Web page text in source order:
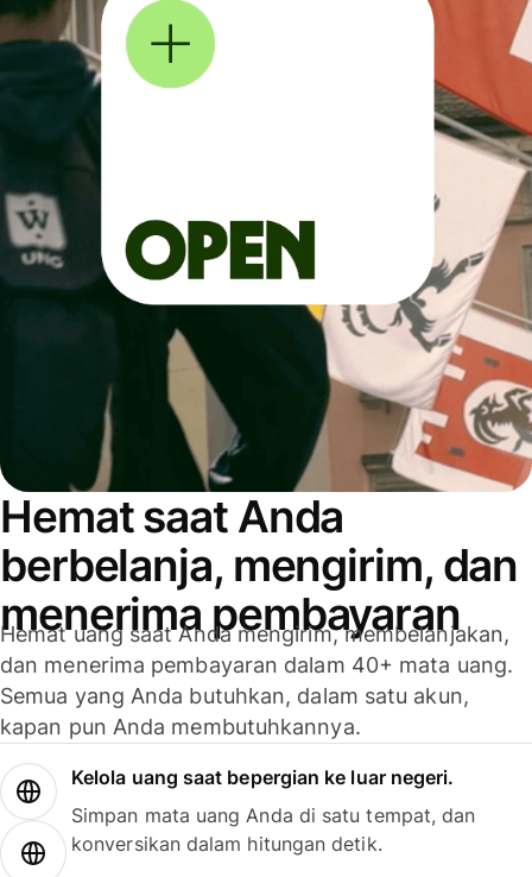
Hemat saat Anda
berbelanja, mengirim, dan
menerima pembayaran
Hemat uang saat Anda mengirim, membelanjakan,
dan menerima pembayaran dalam 40+ mata uang.
Semua yang Anda butuhkan, dalam satu akun,
kapan pun Anda membutuhkannya.
Kelola uang saat bepergian ke luar negeri.
Simpan mata uang Anda di satu tempat, dan
konversikan dalam hitungan detik.